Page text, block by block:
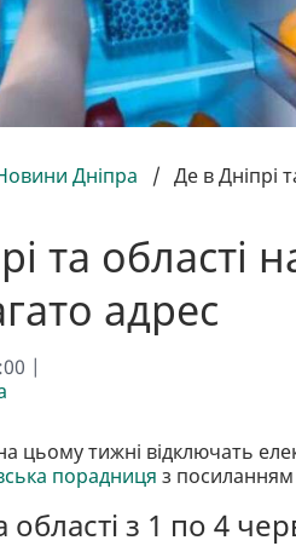
Дніпра / Де в Дніпрі
та області
адрес
|
цьому тижні відключать
порадниця з
області з 1 по 4